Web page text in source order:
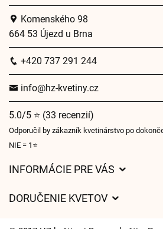
Komenského 98
664 53 Újezd u Brna
+420 737 291 244
info@hz-kvetiny.cz
5.0/5 ⭐ (33 recenzií)
Odporučil by zákazník kvetinárstvo po
NIE = 1⭐
INFORMÁCIE PRE VÁS
DORUČENIE KVETOV